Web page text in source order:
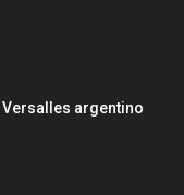
argentino